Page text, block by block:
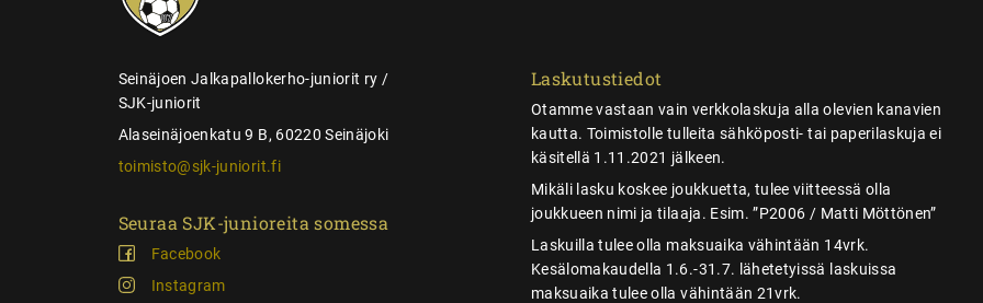
Seinäjoen Jalkapallokerho-juniorit ry /
SJK-juniorit
Alaseinäjoenkatu 9 B, 60220 Seinäjoki
toimisto@sjk-juniorit.fi
Seuraa SJK-junioreita somessa
Facebook
Instagram
Laskutustiedot
Otamme vastaan vain verkkolaskuja alla olevien kanavien
kautta. Toimistolle tulleita sähköposti- tai paperilaskuja ei
käsitellä 1.11.2021 jälkeen.
Mikäli lasku koskee joukkuetta, tulee viitteessä olla
joukkueen nimi ja tilaaja. Esim. ”P2006 / Matti Möttönen”
Laskuilla tulee olla maksuaika vähintään 14vrk.
Kesälomakaudella 1.6.-31.7. lähetetyissä laskuissa
maksuaika tulee olla vähintään 21vrk.